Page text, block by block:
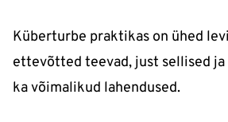
Küberturbe praktikas on ühed
ettevõtted teevad, just sellised ja
ka võimalikud lahendused.